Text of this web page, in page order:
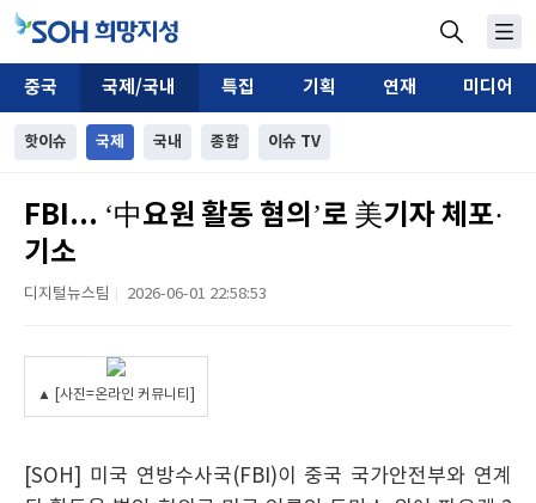
중국 국제/국내 특집 기획 연재 미디어
핫이슈 국제 국내 종합 이슈 TV
FBI... ‘中요원 활동 혐의’로 美기자 체포·
기소
디지털뉴스팀 2026-06-01 22:58:53
▲ [사진=온라인 커뮤니티]
[SOH] 미국 연방수사국(FBI)이 중국 국가안전부와 연계